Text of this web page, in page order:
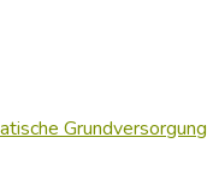
Grundversorgung